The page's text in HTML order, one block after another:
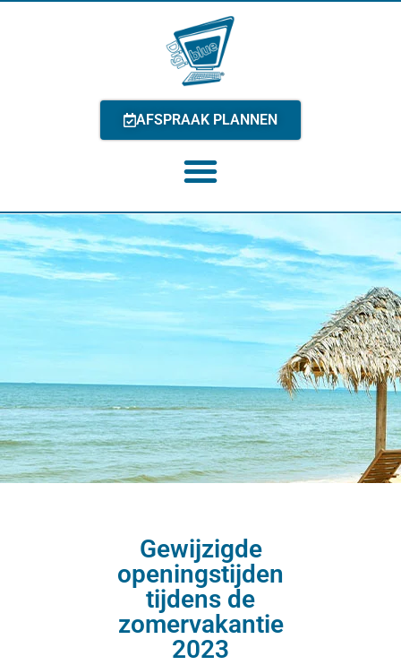
AFSPRAAK PLANNEN
Gewijzigde
openingstijden
tijdens de
zomervakantie
2023